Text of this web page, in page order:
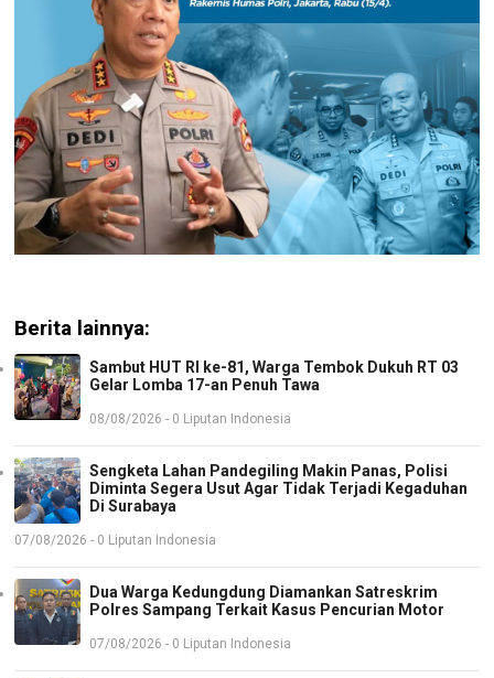
Berita lainnya:
Sambut HUT RI ke-81, Warga Tembok Dukuh RT 03
Gelar Lomba 17-an Penuh Tawa
08/08/2026 - 0 Liputan Indonesia
Sengketa Lahan Pandegiling Makin Panas, Polisi
Diminta Segera Usut Agar Tidak Terjadi Kegaduhan
Di Surabaya
07/08/2026 - 0 Liputan Indonesia
Dua Warga Kedungdung Diamankan Satreskrim
Polres Sampang Terkait Kasus Pencurian Motor
07/08/2026 - 0 Liputan Indonesia